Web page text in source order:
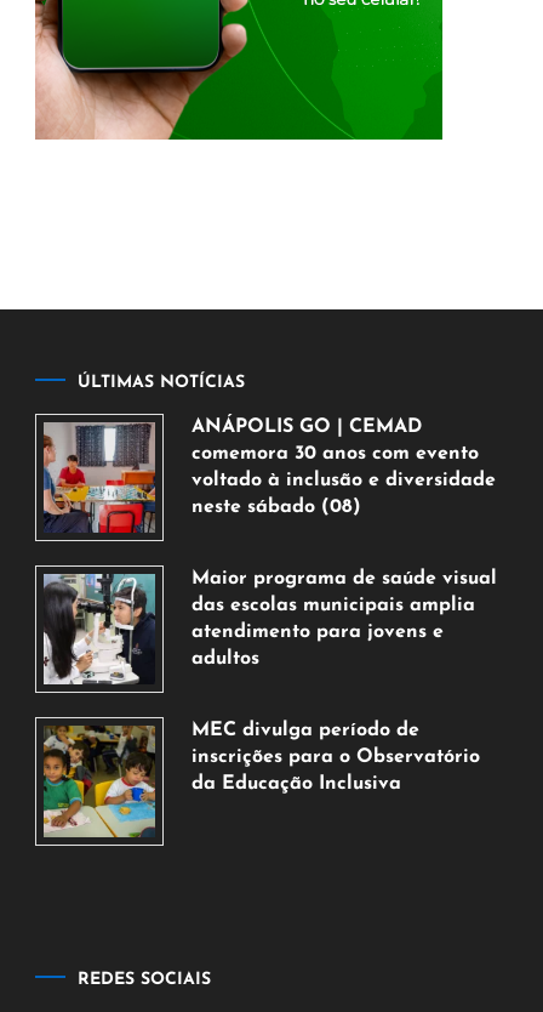
ÚLTIMAS NOTÍCIAS
ANÁPOLIS GO | CEMAD
comemora 30 anos com evento
voltado à inclusão e diversidade
neste sábado (08)
de
agosto
de
2026
Maior programa de saúde visual
das escolas municipais amplia
atendimento para jovens e
adultos
de
agosto
de
MEC divulga período de
inscrições para o Observatório
da Educação Inclusiva
REDES SOCIAIS